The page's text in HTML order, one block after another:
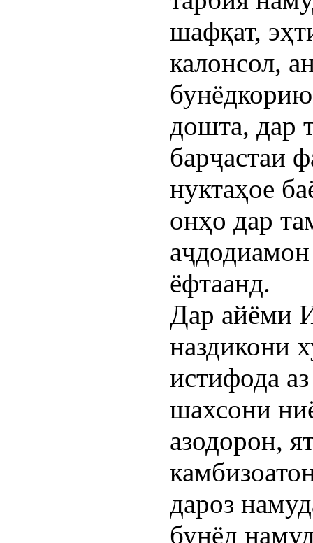
шафқат,
калонсол,
дошта, дар
барҷастаи
нуктаҳое
онҳо дар
ёфтаанд.
Дар айёми
наздикони
истифода
шахсони
азодорон,
дароз
бунёд